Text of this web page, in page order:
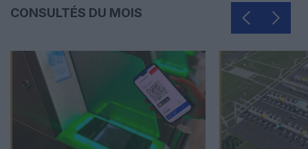
CONSULTÉS DU MOIS